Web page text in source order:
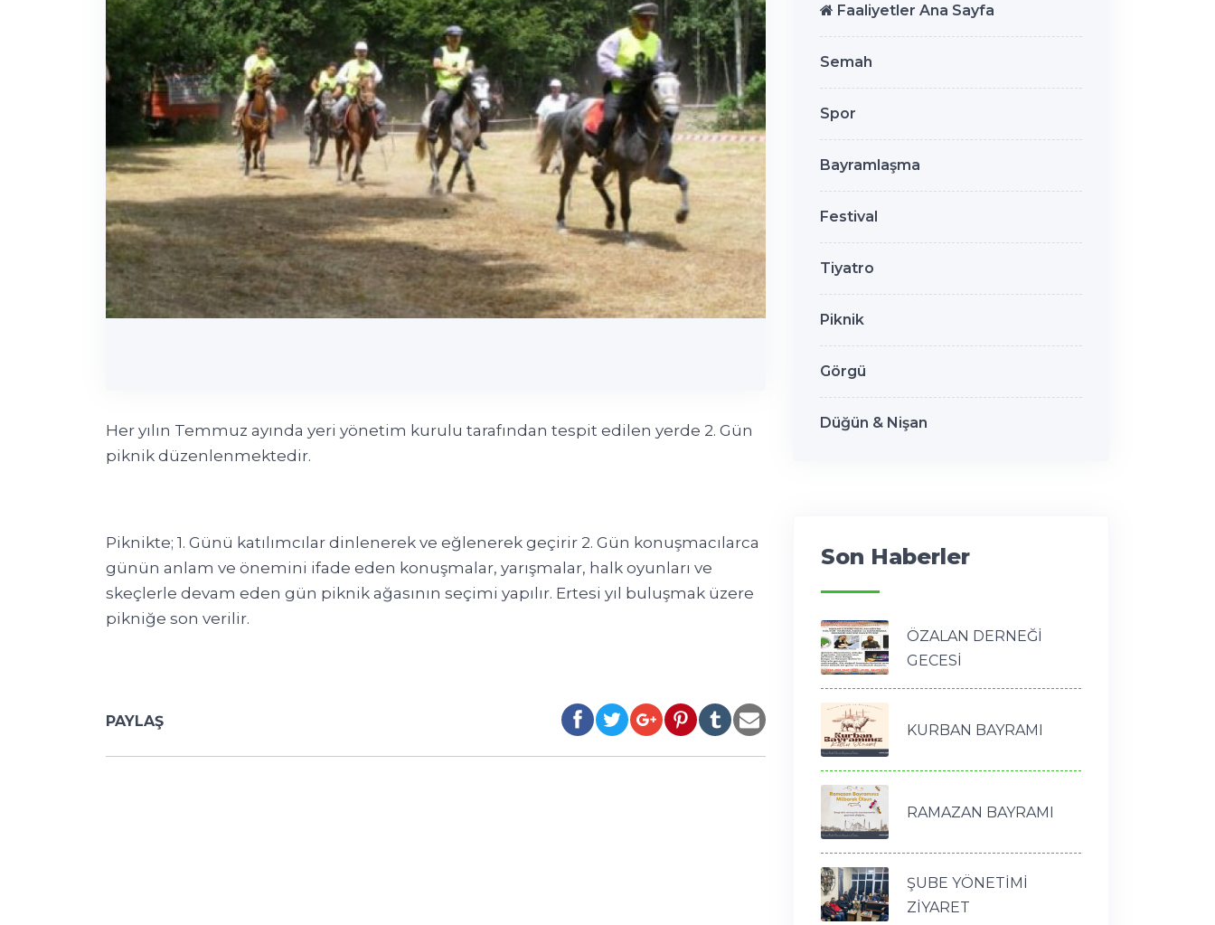
Her yılın Temmuz ayında yeri yönetim kurulu tarafından tespit edilen yerde 2. Gün
piknik düzenlenmektedir.
Piknikte; 1. Günü katılımcılar dinlenerek ve eğlenerek geçirir 2. Gün konuşmacılarca
günün anlam ve önemini ifade eden konuşmalar, yarışmalar, halk oyunları ve
skeçlerle devam eden gün piknik ağasının seçimi yapılır. Ertesi yıl buluşmak üzere
pikniğe son verilir.
PAYLAŞ
Faaliyetler Ana Sayfa
Semah
Spor
Bayramlaşma
Festival
Tiyatro
Piknik
Görgü
Düğün & Nişan
Son Haberler
ÖZALAN DERNEĞİ
GECESİ
KURBAN BAYRAMI
RAMAZAN BAYRAMI
ŞUBE YÖNETİMİ
ZİYARET